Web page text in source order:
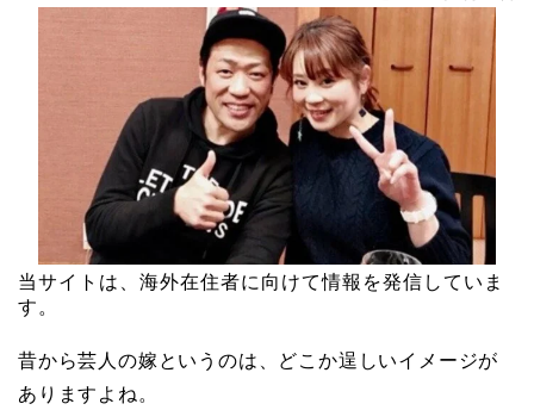
当サイトは、海外在住者に向けて情報を発信していま
す。
昔から芸人の嫁というのは、どこか逞しいイメージが
ありますよね。